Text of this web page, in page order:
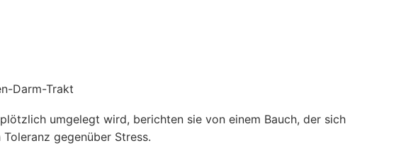
Darm-Trakt
umgelegt wird, berichten sie von einem Bauch, der sich
gegenüber Stress.